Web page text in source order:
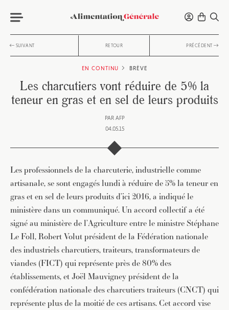
SUIVANT RETOUR PRÉCÉDENT
EN CONTINU BRÈVE
Les charcutiers vont réduire de 5% la
teneur en gras et en sel de leurs produits
PAR AFP
04.05.15
Les professionnels de la charcuterie, industrielle comme
artisanale, se sont engagés lundi à réduire de 5% la teneur en
gras et en sel de leurs produits d’ici 2016, a indiqué le
ministère dans un communiqué. Un accord collectif a été
signé au ministère de l’Agriculture entre le ministre Stéphane
Le Foll, Robert Volut président de la Fédération nationale
des industriels charcutiers, traiteurs, transformateurs de
viandes (FICT) qui représente près de 80% des
établissements, et Joël Mauvigney président de la
confédération nationale des charcutiers traiteurs (CNCT) qui
représente plus de la moitié de ces artisans. Cet accord vise